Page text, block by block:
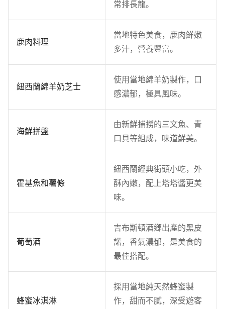
常排長龍。
鹿肉料理
當地特色美食，鹿肉鮮嫩
多汁，營養豐富。
紐西蘭綿羊奶芝士
使用當地綿羊奶製作，口
感濃郁，極具風味。
海鮮拼盤
由新鮮捕撈的三文魚、青
口貝等組成，味道鮮美。
霍基魚和薯條
紐西蘭經典街頭小吃，外
酥內嫩，配上塔塔醬更美
味。
葡萄酒
吉布斯頓酒鄉出產的黑皮
諾，香氣濃郁，是美食的
最佳搭配。
蜂蜜冰淇淋
採用當地純天然蜂蜜製
作，甜而不膩，深受遊客